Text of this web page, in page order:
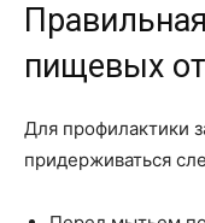
пищевых
Для профилактики
придерживаться